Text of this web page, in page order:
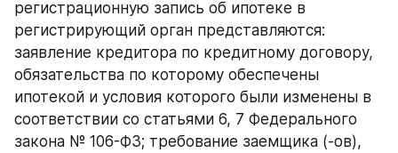
регистрационную запись об ипотеке в
регистрирующий орган представляются:
заявление кредитора по кредитному договору,
обязательства по которому обеспечены
ипотекой и условия которого были изменены в
соответствии со статьями 6, 7 Федерального
закона № 106-ФЗ; требование заемщика (-ов),